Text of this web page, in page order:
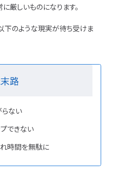
に厳しいものになります。
下のような現実が待ち受けま
路
ない
できない
時間を無駄に